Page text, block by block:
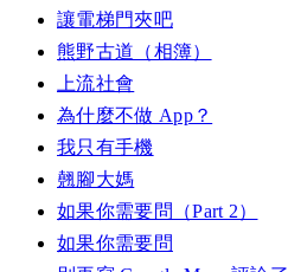
讓電梯門夾吧
熊野古道（相簿）
上流社會
為什麼不做 App？
我只有手機
翹腳大媽
如果你需要問（Part 2）
如果你需要問